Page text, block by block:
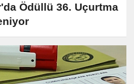
Ödüllü 36. Uçurtma